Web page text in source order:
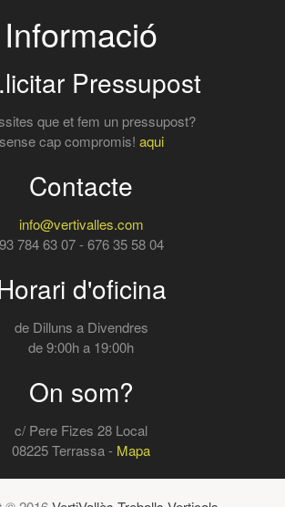
Informació
Pressupost
que et fem un pressupost?
sense cap compromis! aqui
Contacte
info@vertivalles.com
93 784 63 07 - 676 35 58 04
d'oficina
de Dilluns a Divendres
de 9:00h a 19:00h
On som?
c/ Pere Fizes 28 Local
08225 Terrassa - Mapa